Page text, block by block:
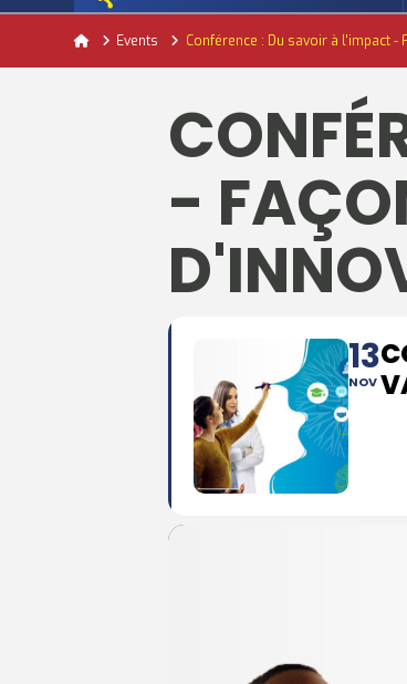
ACTUALITÉ DE L'UNION EUROPÉENNE, ACTUALITÉ DE LA REPRÉSENTATION D’OCCITANIE EUROPE, NUMÉRIQUE- DIGITAL
JUILLET 24, 2026
HomeEvents Conférence : Du savoir à l'impact
-
13
NOV